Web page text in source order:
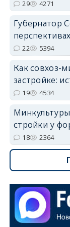
29 4271
Губернатор
22 5394
Как совхоз-
застройке:
19 4534
стройки у
18 2364